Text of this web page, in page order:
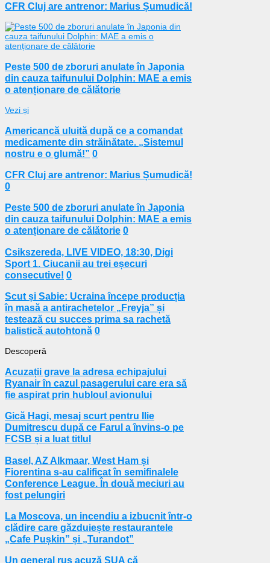
CFR Cluj are antrenor: Marius Șumudică!
Peste 500 de zboruri anulate în Japonia
din cauza taifunului Dolphin: MAE a emis
o atenționare de călătorie
Vezi și
Americancă uluită după ce a comandat
medicamente din străinătate. „Sistemul
nostru e o glumă!” 0
CFR Cluj are antrenor: Marius Șumudică!
0
Peste 500 de zboruri anulate în Japonia
din cauza taifunului Dolphin: MAE a emis
o atenționare de călătorie 0
Csikszereda, LIVE VIDEO, 18:30, Digi
Sport 1. Ciucanii au trei eșecuri
consecutive! 0
Scut și Sabie: Ucraina începe producția
în masă a antirachetelor „Freyja” și
testează cu succes prima sa rachetă
balistică autohtonă 0
Descoperă
Acuzații grave la adresa echipajului
Ryanair în cazul pasagerului care era să
fie aspirat prin hubloul avionului
Gică Hagi, mesaj scurt pentru Ilie
Dumitrescu după ce Farul a învins-o pe
FCSB și a luat titlul
Basel, AZ Alkmaar, West Ham și
Fiorentina s-au calificat în semifinalele
Conference League. În două meciuri au
fost pelungiri
La Moscova, un incendiu a izbucnit într-o
clădire care găzduiește restaurantele
„Cafe Pușkin” și „Turandot”
Un general rus acuză SUA că